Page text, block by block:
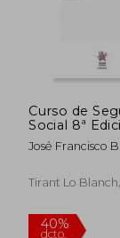
40%
dcto.
Curso de
Social 8ª
José Francisco
Tirant Lo